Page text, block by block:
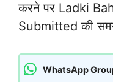
करने पर Ladki
Submitted की
WhatsApp